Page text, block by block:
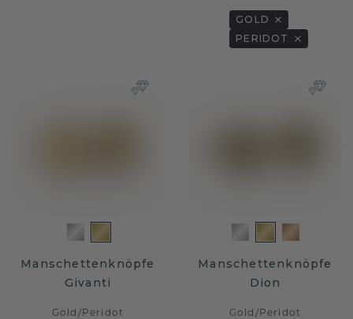
GOLD
PERIDOT
Manschettenknöpfe
Givanti
Gold /Peridot
Manschettenknöpfe
Dion
Gold /Peridot